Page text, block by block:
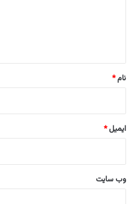
نام*
ایمیل*
وب‌ سایت